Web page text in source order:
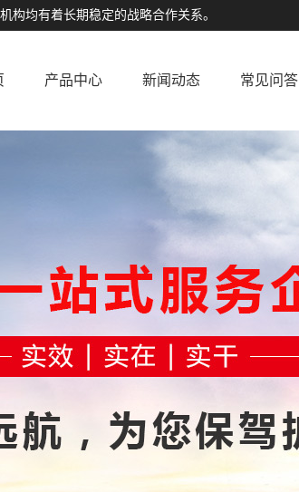
构均有着长期稳定的战略合作关系。
产品中心 新闻动态 常见问答